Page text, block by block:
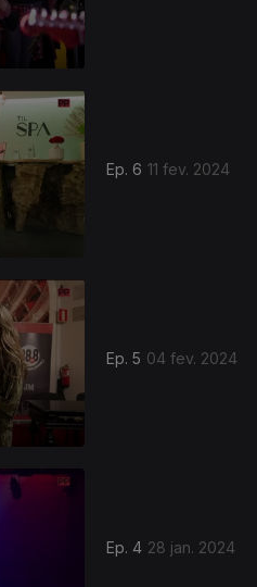
Ep. 6 11 fev. 2024
Ep. 5 04 fev. 2024
Ep. 4 28 jan. 2024